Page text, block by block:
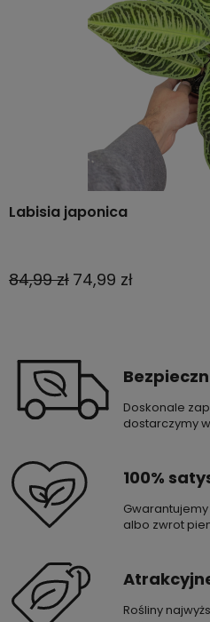
Labisia japonica
84,99 zł 74,99 zł
Doskonale
dostarczymy
100%
Gwarantujemy
albo zwrot
Rośliny